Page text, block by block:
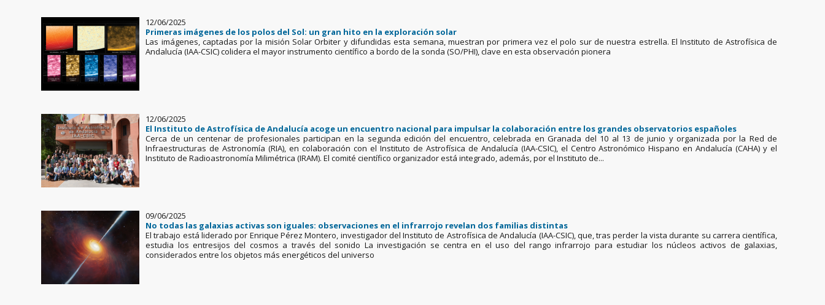
12/06/2025
Primeras imágenes de los polos del Sol: un gran hito en la exploración solar
Las imágenes, captadas por la misión Solar Orbiter y difundidas esta semana, muestran por primera vez el polo sur de nuestra estrella. El Instituto de Astrofísica de
Andalucía (IAA-CSIC) colidera el mayor instrumento científico a bordo de la sonda (SO/PHI), clave en esta observación pionera
12/06/2025
El Instituto de Astrofísica de Andalucía acoge un encuentro nacional para impulsar la colaboración entre los grandes observatorios españoles
Cerca de un centenar de profesionales participan en la segunda edición del encuentro, celebrada en Granada del 10 al 13 de junio y organizada por la Red de
Infraestructuras de Astronomía (RIA), en colaboración con el Instituto de Astrofísica de Andalucía (IAA-CSIC), el Centro Astronómico Hispano en Andalucía (CAHA) y el
Instituto de Radioastronomía Milimétrica (IRAM). El comité científico organizador está integrado, además, por el Instituto de...
09/06/2025
No todas las galaxias activas son iguales: observaciones en el infrarrojo revelan dos familias distintas
El trabajo está liderado por Enrique Pérez Montero, investigador del Instituto de Astrofísica de Andalucía (IAA-CSIC), que, tras perder la vista durante su carrera científica,
estudia los entresijos del cosmos a través del sonido La investigación se centra en el uso del rango infrarrojo para estudiar los núcleos activos de galaxias,
considerados entre los objetos más energéticos del universo